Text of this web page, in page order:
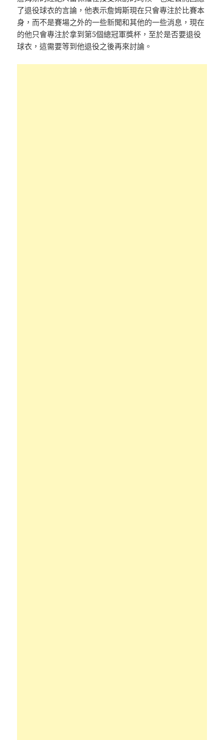
了退役球衣的言論，他表示詹姆斯現在只會專注於比賽本
身，而不是賽場之外的一些新聞和其他的一些消息，現在
的他只會專注於拿到第5個總冠軍獎杯，至於是否要退役
球衣，這需要等到他退役之後再來討論。